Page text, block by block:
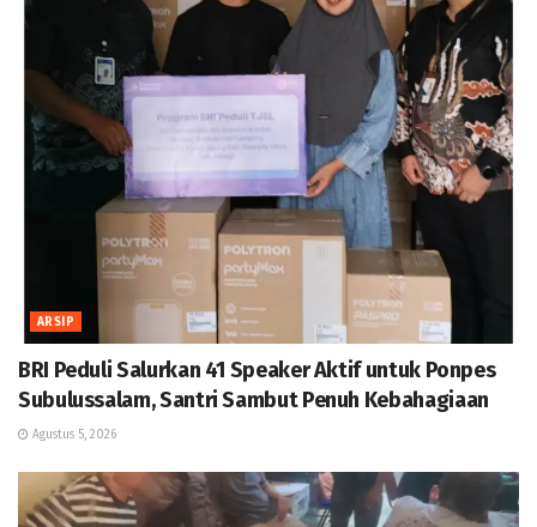
ARSIP
BRI Peduli Salurkan 41 Speaker Aktif untuk Ponpes
Subulussalam, Santri Sambut Penuh Kebahagiaan
Agustus 5, 2026